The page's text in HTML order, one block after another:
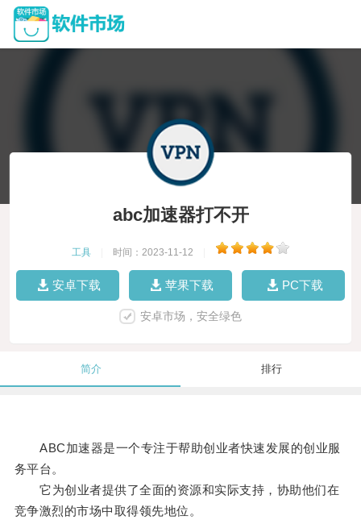
abc加速器打不开
工具 时间：2023-11-12
安卓下载 苹果下载 PC下载
安卓市场，安全绿色
简介 排行
ABC加速器是一个专注于帮助创业者快速发展的创业服
务平台。
它为创业者提供了全面的资源和实际支持，协助他们在
竞争激烈的市场中取得领先地位。